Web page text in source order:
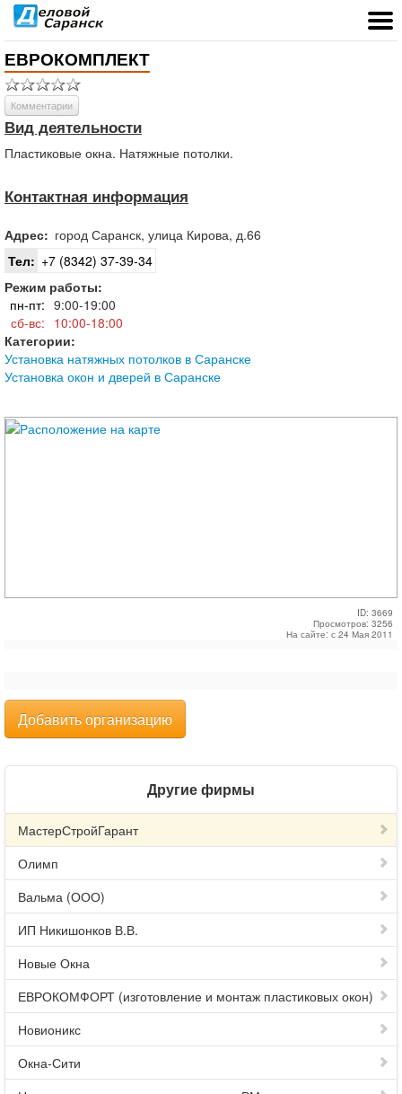
ЕВРОКОМПЛЕКТ
Комментарии
Вид деятельности
Пластиковые окна. Натяжные потолки.
Контактная информация
Адрес: город Саранск, улица Кирова, д.66
Тел: +7 (8342) 37-39-34
Режим работы:
пн-пт: 9:00-19:00
сб-вс: 10:00-18:00
Категории:
Установка натяжных потолков в Саранске
Установка окон и дверей в Саранске
ID: 3669
Просмотров: 3256
На сайте: с 24 Мая 2011
Добавить организацию
Другие фирмы
МастерСтройГарант
Олимп
Вальма (ООО)
ИП Никишонков В.В.
Новые Окна
ЕВРОКОМФОРТ (изготовление и монтаж пластиковых окон)
Новионикс
Окна-Сити